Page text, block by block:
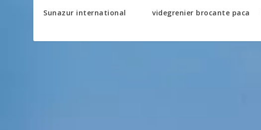
Sunazur international videgrenier brocante paca